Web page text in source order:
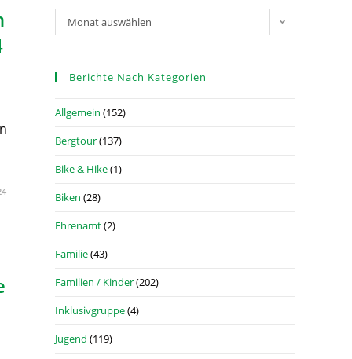
Monat auswählen
Berichte Nach Kategorien
Allgemein (152)
Bergtour(137)
Bike & Hike(1)
Biken (28)
Ehrenamt(2)
Familie(43)
Familien / Kinder(202)
Inklusivgruppe(4)
Jugend (119)